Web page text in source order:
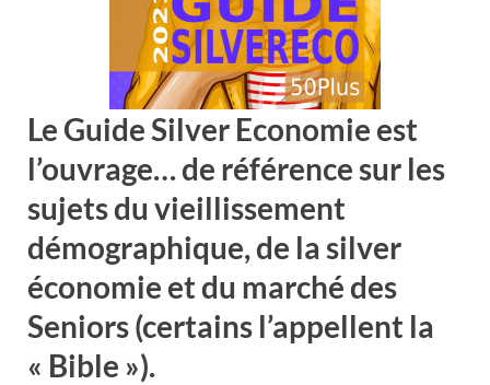
Le Guide Silver Economie est
l’ouvrage…de référence sur les
sujets du vieillissement
démographique, de la silver
économie et du marché des
Seniors(certains l’appellent la
« Bible »).